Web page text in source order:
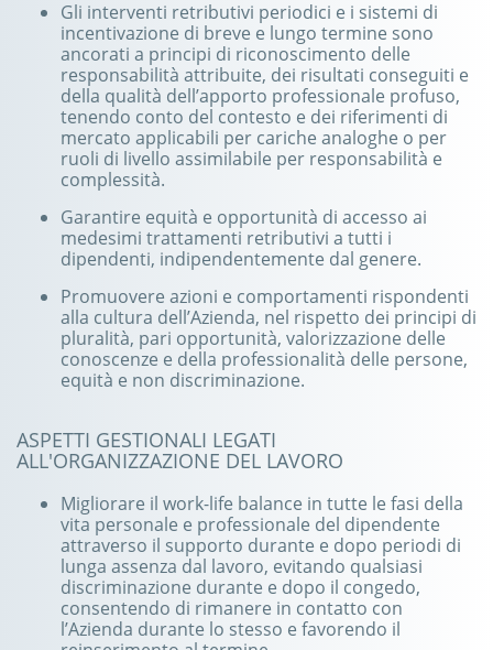
Gli interventi retributivi periodici e i sistemi di
incentivazione di breve e lungo termine sono
ancorati a principi di riconoscimento delle
responsabilità attribuite, dei risultati conseguiti e
della qualità dell’apporto professionale profuso,
tenendo conto del contesto e dei riferimenti di
mercato applicabili per cariche analoghe o per
ruoli di livello assimilabile per responsabilità e
complessità.
Garantire equità e opportunità di accesso ai
medesimi trattamenti retributivi a tutti i
dipendenti, indipendentemente dal genere.
Promuovere azioni e comportamenti rispondenti
alla cultura dell’Azienda, nel rispetto dei principi di
pluralità, pari opportunità, valorizzazione delle
conoscenze e della professionalità delle persone,
equità e non discriminazione.
ASPETTI GESTIONALI LEGATI
ALL'ORGANIZZAZIONE DEL LAVORO
Migliorare il work-life balance in tutte le fasi della
vita personale e professionale del dipendente
attraverso il supporto durante e dopo periodi di
lunga assenza dal lavoro, evitando qualsiasi
discriminazione durante e dopo il congedo,
consentendo di rimanere in contatto con
l’Azienda durante lo stesso e favorendo il